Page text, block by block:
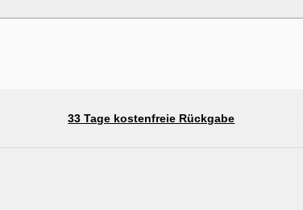
33 Tage kostenfreie Rückgabe